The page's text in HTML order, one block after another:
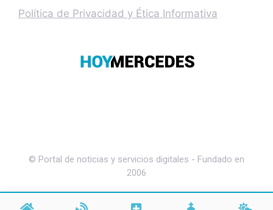
Política de Privacidad y Ética Informativa
© Portal de noticias y servicios digitales - Fundado en
2006